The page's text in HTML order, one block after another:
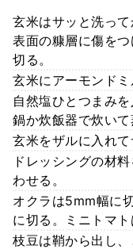
玄米はサッと洗っ
表面の糠層に傷を
切る。
玄米にアーモンドミ
自然塩ひとつまみ
鍋か炊飯器で炊いて
玄米をザルに入れて
ドレッシングの材
わせる。
オクラは5mm幅に
に切る。ミニトマ
枝豆は鞘から出し、